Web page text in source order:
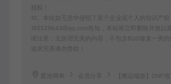
10、本站如无意中侵犯了某个企业或个人的知识产权
185529643@qq.com告知，本站将立即删除并致以
请注意：无所谓完美的内容，不包含BUG修复一类的
追求完美请勿赞助！
爱游网单 【搬运端游】DNF